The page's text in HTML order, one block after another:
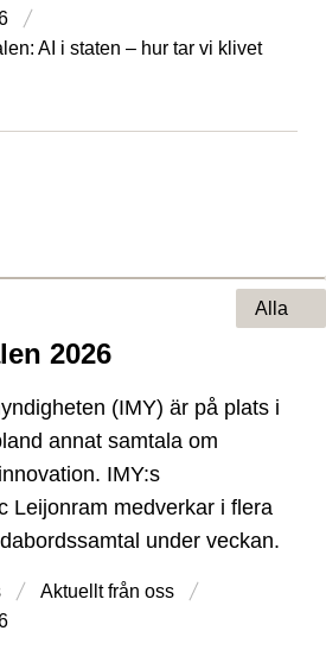
AI i staten – hur tar vi klivet
2026
Alla
(IMY) är på plats i
annat samtala om
IMY:s
Leijonram medverkar i flera
under veckan.
Aktuellt från oss